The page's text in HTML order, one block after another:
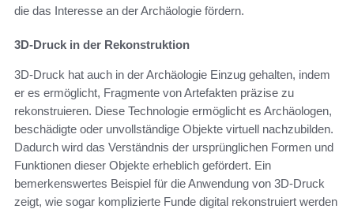
die das Interesse an der Archäologie fördern.
3D-Druck in der Rekonstruktion
3D-Druck hat auch in der Archäologie Einzug gehalten, indem
er es ermöglicht, Fragmente von Artefakten präzise zu
rekonstruieren. Diese Technologie ermöglicht es Archäologen,
beschädigte oder unvollständige Objekte virtuell nachzubilden.
Dadurch wird das Verständnis der ursprünglichen Formen und
Funktionen dieser Objekte erheblich gefördert. Ein
bemerkenswertes Beispiel für die Anwendung von 3D-Druck
zeigt, wie sogar komplizierte Funde digital rekonstruiert werden